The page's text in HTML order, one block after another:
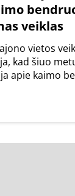
veiklas
vietos
kad šiuo
apie kaimo